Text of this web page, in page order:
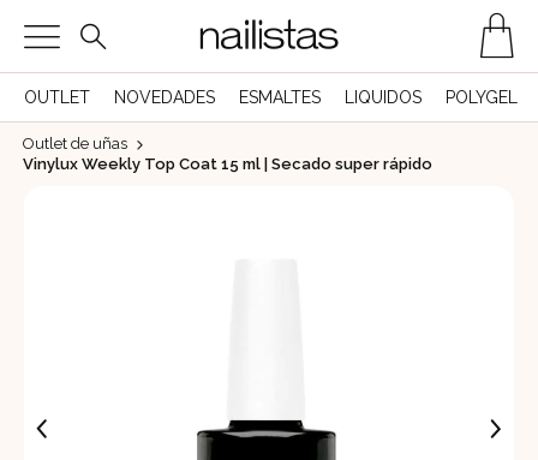
OUTLET NOVEDADES ESMALTES LIQUIDOS POLYGEL
Outlet de uñas
Vinylux Weekly Top Coat 15 ml | Secado super rápido